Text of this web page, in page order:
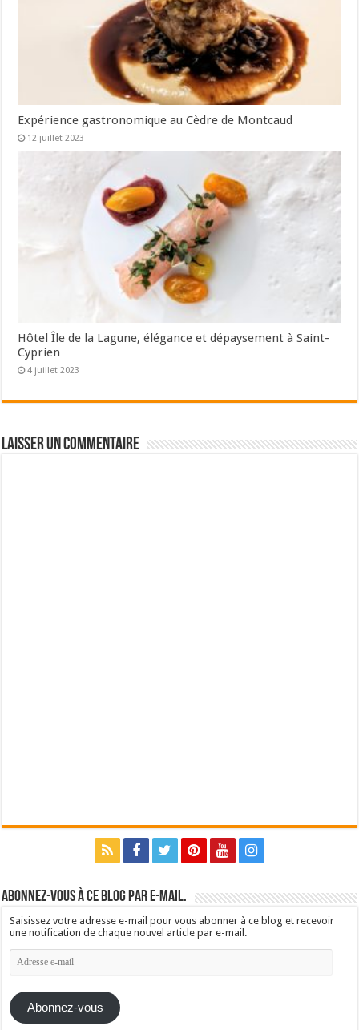
Expérience gastronomique au Cèdre de Montcaud
12 juillet 2023
Hôtel Île de la Lagune, élégance et dépaysement à Saint-
Cyprien
4 juillet 2023
Laisser un commentaire
Abonnez-vous à ce blog par e-mail.
Saisissez votre adresse e-mail pour vous abonner à ce blog et recevoir
une notification de chaque nouvel article par e-mail.
Adresse
e-
Abonnez-vous